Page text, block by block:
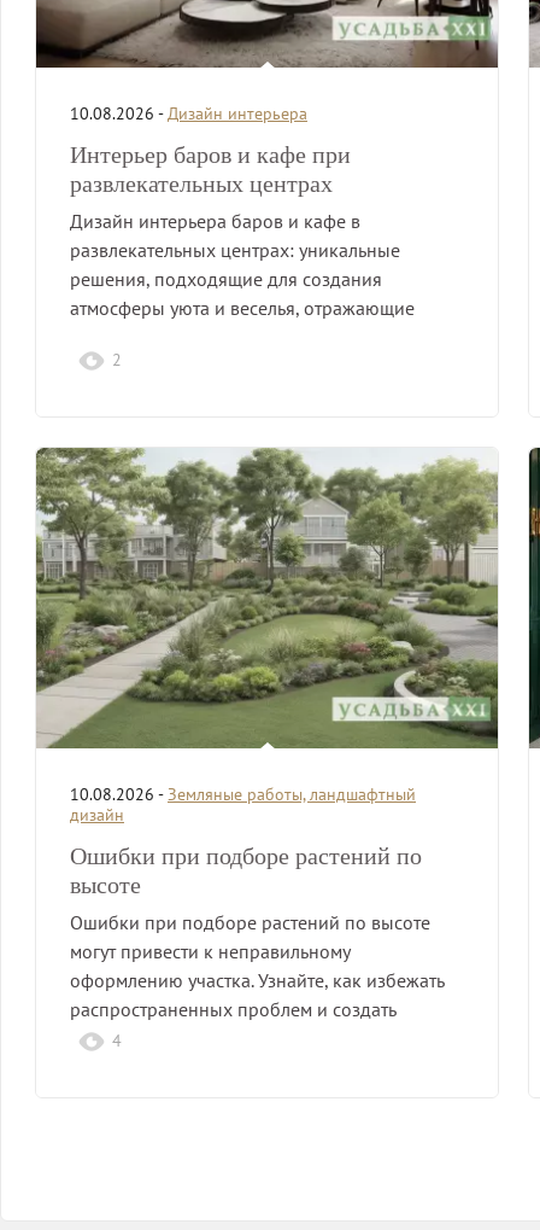
10.08.2026 - Дизайн интерьера
Интерьер баров и кафе при
развлекательных центрах
Дизайн интерьера баров и кафе в
развлекательных центрах: уникальные
решения, подходящие для создания
атмосферы уюта и веселья, отражающие
2
10.08.2026 - Земляные работы, ландшафтный
дизайн
Ошибки при подборе растений по
высоте
Ошибки при подборе растений по высоте
могут привести к неправильному
оформлению участка. Узнайте, как избежать
распространенных проблем и создать
гармоничную…
4